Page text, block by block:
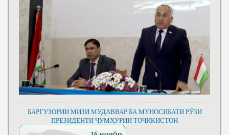
БАРГУЗОРИИ МИЗИ МУДАВВАР БА МУНОСИБАТИ РӮЗИ
ПРЕЗИДЕНТИ ҶУМҲУРИИ ТОҶИКИСТОН